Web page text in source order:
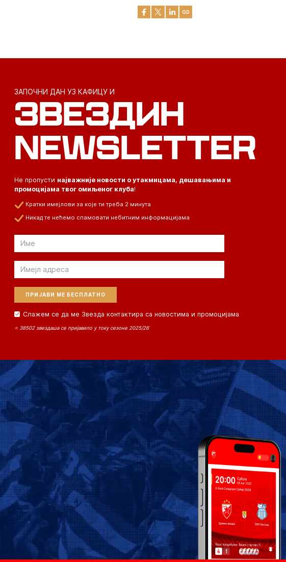
ЗАПОЧНИ ДАН УЗ КАФИЦУ И
ЗВЕЗДИН
NEWSLETTER
Не пропусти најважније новости о утакмицама, дешавањима и
промоцијама твог омиљеног клуба!
Кратки имејлови за које ти треба 2 минута
Никад те нећемо спамовати небитним информацијама
Email
Email
Слажем се да ме Звезда контактира са новостима и промоцијама
⭐ 38502 звездаша се пријавило у току сезоне 2025/26